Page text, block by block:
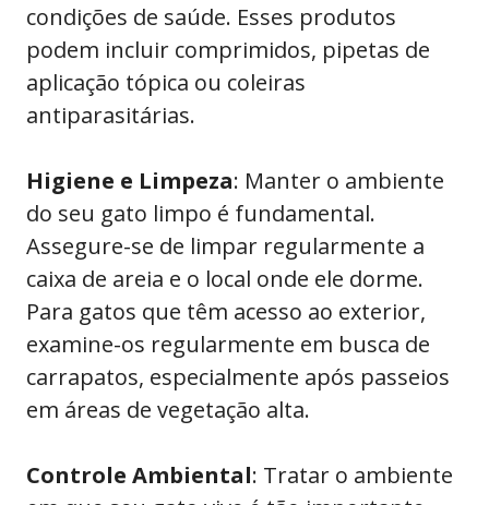
condições de saúde. Esses produtos
podem incluir comprimidos, pipetas de
aplicação tópica ou coleiras
antiparasitárias.
Higiene e Limpeza: Manter o ambiente
do seu gato limpo é fundamental.
Assegure-se de limpar regularmente a
caixa de areia e o local onde ele dorme.
Para gatos que têm acesso ao exterior,
examine-os regularmente em busca de
carrapatos, especialmente após passeios
em áreas de vegetação alta.
Controle Ambiental: Tratar o ambiente